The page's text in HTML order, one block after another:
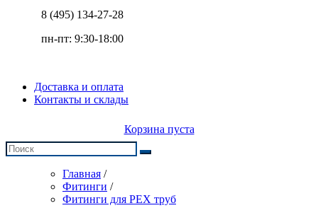
8 (495) 134-27-28
пн-пт: 9:30-18:00
Доставка и оплата
Контакты и склады
Корзина пуста
Главная /
Фитинги /
Фитинги для PEX труб